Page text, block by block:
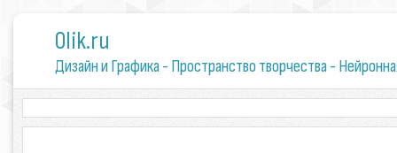
0lik.ru
Дизайн и Графика - Пространство творчества -